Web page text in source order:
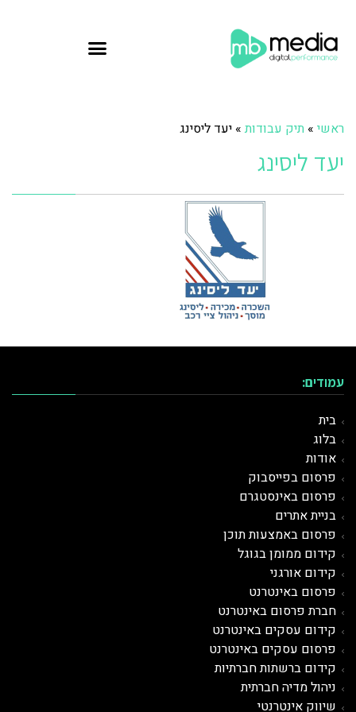
ראשי » תיק עבודות » יעד ליסינג
יעד ליסינג
עמודים:
בית
בלוג
אודות
פרסום בפייסבוק
פרסום באינסטגרם
בניית אתרים
פרסום באמצעות תוכן
קידום ממומן בגוגל
קידום אורגני
פרסום באינטרנט
חברת פרסום באינטרנט
קידום עסקים באינטרנט
פרסום עסקים באינטרנט
קידום ברשתות חברתיות
ניהול מדיה חברתית
שיווק אינטרנטי